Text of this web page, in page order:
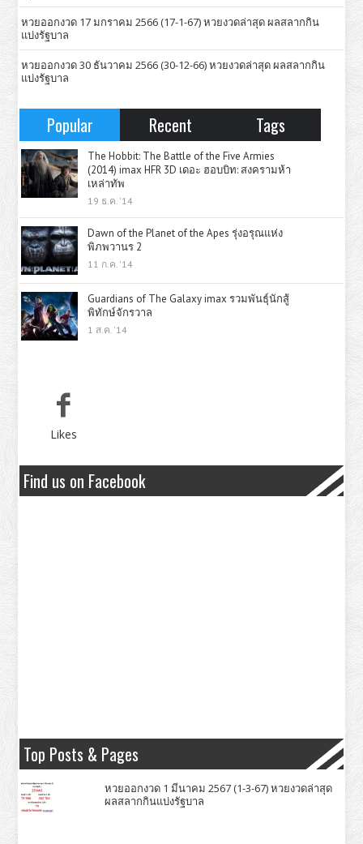
หวยออกงวด 17 มกราคม 2566 (17-1-67) หวยงวดล่าสุด ผลสลากกิน
แบ่งรัฐบาล
หวยออกงวด 30 ธันวาคม 2566 (30-12-66) หวยงวดล่าสุด ผลสลากกิน
แบ่งรัฐบาล
Popular Recent Tags
The Hobbit: The Battle of the Five Armies
(2014) imax HFR 3D เดอะ ฮอบบิท: สงครามห้า
เหล่าทัพ
19 ธ.ค. '14
Dawn of the Planet of the Apes รุ่งอรุณแห่ง
พิภพวานร 2
11 ก.ค. '14
Guardians of The Galaxy imax รวมพันธุ์นักสู้
พิทักษ์จักรวาล
1 ส.ค. '14
Likes
Find us on Facebook
Top Posts & Pages
หวยออกงวด 1 มีนาคม 2567 (1-3-67) หวยงวดล่าสุด
ผลสลากกินแบ่งรัฐบาล